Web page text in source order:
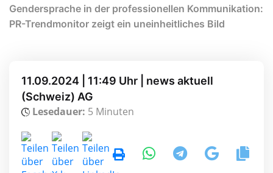
Gendersprache in der professionellen Kommunikation:
PR-Trendmonitor zeigt ein uneinheitliches Bild
11.09.2024 | 11:49 Uhr | news aktuell
(Schweiz) AG
Lesedauer: 5 Minuten